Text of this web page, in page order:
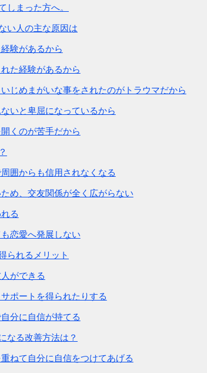
まった方へ。
い人の主な原因は
験があるから
た経験があるから
じめまがいな事をされたのがトラウマだから
いと卑屈になっているから
くのが苦手だから
囲からも信用されなくなる
め、交友関係が全く広がらない
る
恋愛へ発展しない
られるメリット
ができる
ポートを得られたりする
分に自信が持てる
なる改善方法は？
ねて自分に自信をつけてあげる